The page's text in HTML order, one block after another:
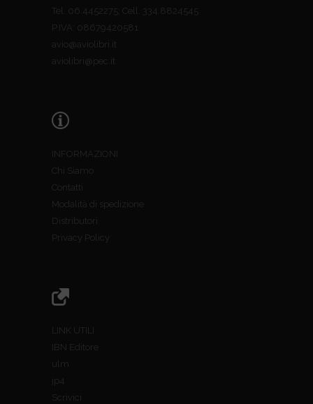
Tel. 06.4452275; Cell. 334.8824545
P.IVA: 08679420581
avio@aviolibri.it
aviolibri@pec.it
INFORMAZIONI
Chi Siamo
Contatti
Modalità di spedizione
Distributori
Privacy Policy
LINK UTILI
IBN Editore
ulm
jp4
Scrivici